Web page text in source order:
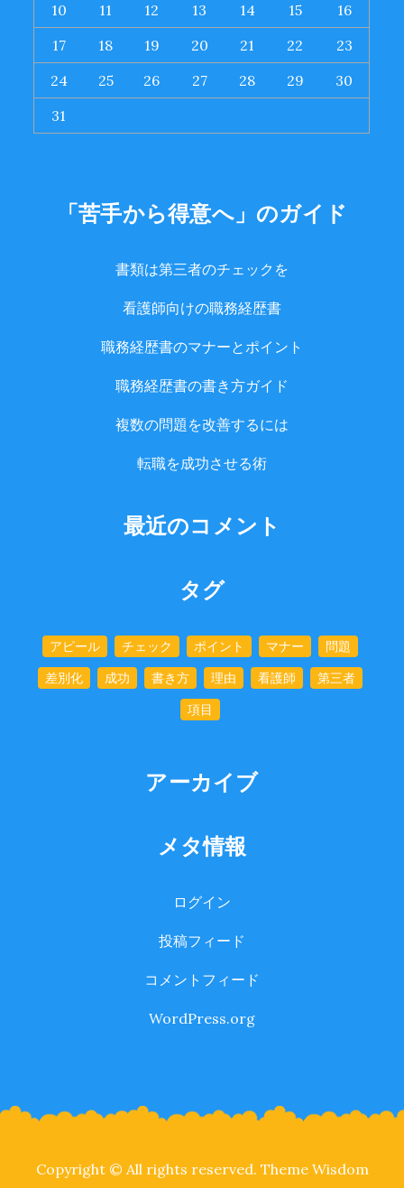
10
11 12 13 14 15
16
17
18 19 20 21 22
23
24
25 26 27 28 29
30
31
「苦手から得意へ」のガイド
書類は第三者のチェックを
看護師向けの職務経歴書
職務経歴書のマナーとポイント
職務経歴書の書き方ガイド
複数の問題を改善するには
転職を成功させる術
最近のコメント
タグ
アピール チェック ポイント マナー
問題
差別化
成功 書き方 理由 看護師
第三者
項目
アーカイブ
メタ情報
ログイン
投稿フィード
コメントフィード
WordPress.org
Copyright © All rights reserved. Theme Wisdom